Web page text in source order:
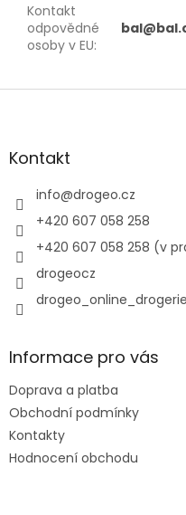
Kontakt
odpovědné
osoby v EU:
Z
aKontakt
info@drogeo.cz
+420 607 058 258
+420 607 058 258 (v
drogeocz
drogeo_online_drogerie
Informace pro vás
Doprava a platba
Obchodní podmínky
Kontakty
Hodnocení obchodu